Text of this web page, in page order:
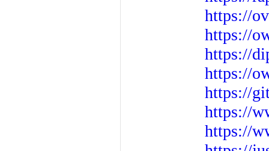
https://
https://
https://
https://
https://
https://
https://